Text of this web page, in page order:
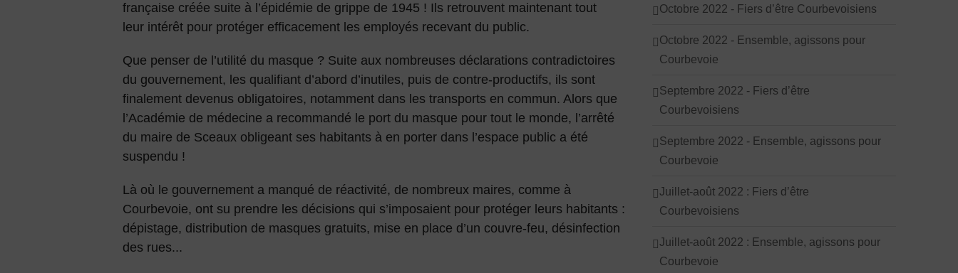
française créée suite à l’épidémie de grippe de 1945 ! Ils retrouvent maintenant tout
leur intérêt pour protéger efficacement les employés recevant du public.
Que penser de l’utilité du masque ? Suite aux nombreuses déclarations contradictoires
du gouvernement, les qualifiant d’abord d’inutiles, puis de contre-productifs, ils sont
finalement devenus obligatoires, notamment dans les transports en commun. Alors que
l’Académie de médecine a recommandé le port du masque pour tout le monde, l’arrêté
du maire de Sceaux obligeant ses habitants à en porter dans l’espace public a été
suspendu !
Là où le gouvernement a manqué de réactivité, de nombreux maires, comme à
Courbevoie, ont su prendre les décisions qui s’imposaient pour protéger leurs habitants :
dépistage, distribution de masques gratuits, mise en place d’un couvre-feu, désinfection
des rues...
Octobre 2022 - Fiers d’être Courbevoisiens
Octobre 2022 - Ensemble, agissons pour
Courbevoie
Septembre 2022 - Fiers d’être
Courbevoisiens
Septembre 2022 - Ensemble, agissons pour
Courbevoie
Juillet-août 2022 : Fiers d’être
Courbevoisiens
Juillet-août 2022 : Ensemble, agissons pour
Courbevoie